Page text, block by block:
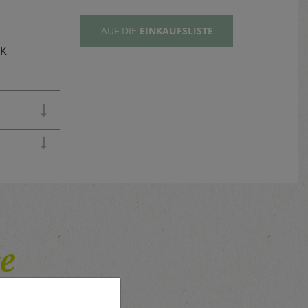
AUF DIE EINKAUFSLISTE